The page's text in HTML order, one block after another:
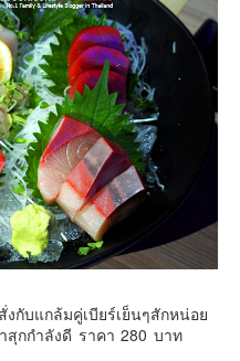
กับแกล้มคู่เบียร์เย็นๆสักหน่อย
กกำลังดี ราคา 280 บาท